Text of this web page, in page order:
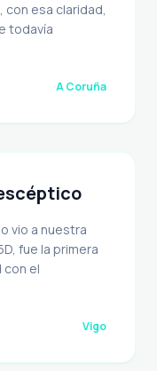
con esa claridad,
todavía
A Coruña
vio a nuestra
fue la primera
con el
Vigo